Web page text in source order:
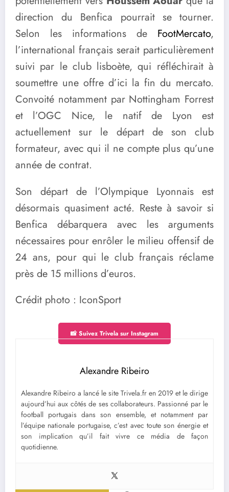
direction du Benfica pourrait se tourner.
Selon les informations de FootMercato,
l’international français serait particulièrement
suivi par le club lisboète, qui réfléchirait à
soumettre une offre d’ici la fin du mercato.
Convoité notamment par Nottingham Forrest
et l’OGC Nice, le natif de Lyon est
actuellement sur le départ de son club
formateur, avec qui il ne compte plus qu’une
année de contrat.
Son départ de l’Olympique Lyonnais est
désormais quasiment acté. Reste à savoir si
Benfica débarquera avec les arguments
nécessaires pour enrôler le milieu offensif de
24 ans, pour qui le club français réclame
près de 15 millions d’euros.
Crédit photo : IconSport
📸 Suivez Trivela sur Instagram
Alexandre Ribeiro
Alexandre Ribeiro a lancé le site Trivela.fr en 2019 et le dirige
aujourd’hui aux côtés de ses collaborateurs. Passionné par le
football portugais dans son ensemble, et notamment par
l’équipe nationale portugaise, c’est avec toute son énergie et
son implication qu’il fait vivre ce média de façon
quotidienne.